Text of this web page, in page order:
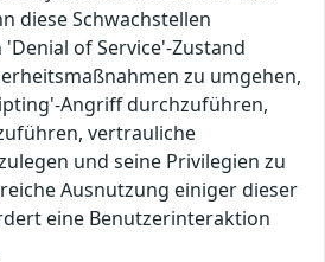
diese Schwachstellen
of Service'-Zustand
zu umgehen,
Angriff durchzuführen,
vertrauliche
und seine Privilegien zu
Ausnutzung einiger dieser
eine Benutzerinteraktion